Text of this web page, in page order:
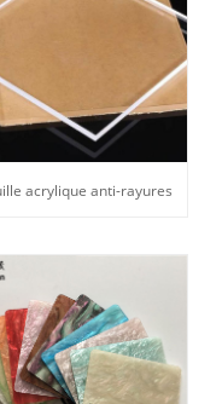
acrylique anti-rayures